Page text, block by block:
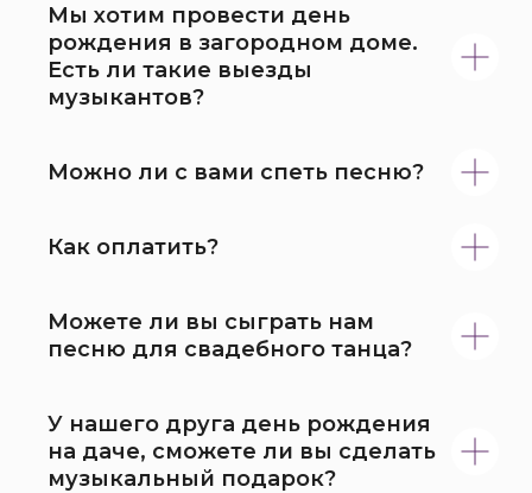
Мы хотим провести день
рождения в загородном доме.
Есть ли такие выезды
музыкантов?
Можно ли с вами спеть песню?
Как оплатить?
Можете ли вы сыграть нам
песню для свадебного танца?
У нашего друга день рождения
на даче, сможете ли вы сделать
музыкальный подарок?